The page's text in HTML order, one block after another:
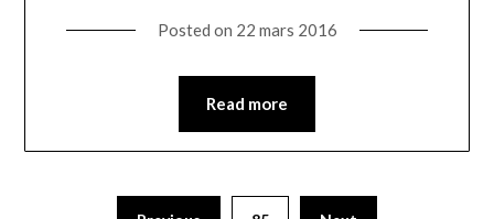
Posted on 22 mars 2016
Read more